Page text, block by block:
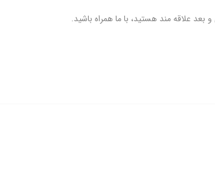
بعد علاقه مند هستید، با ما همراه باشید.